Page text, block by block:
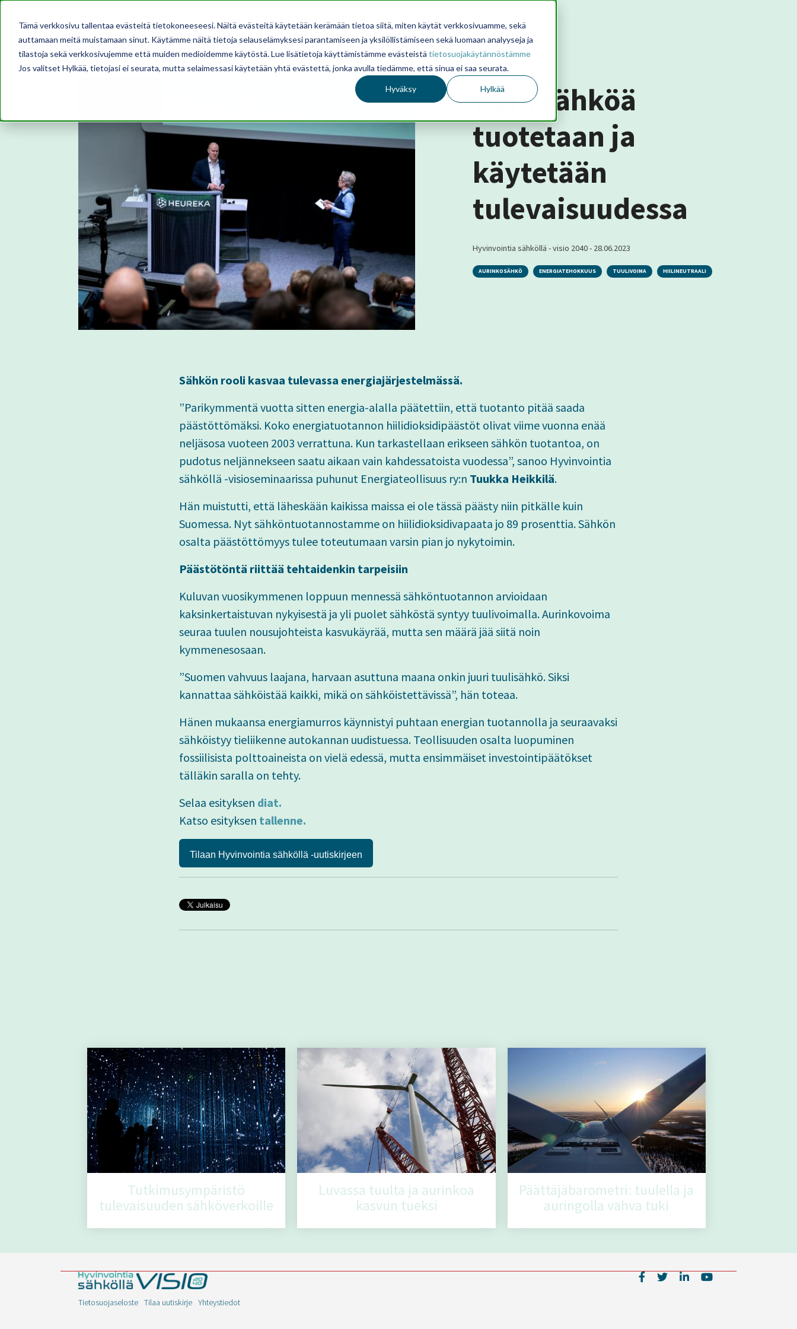
Tämä verkkosivu tallentaa evästeitä tietokoneeseesi. Näitä evästeitä käytetään kerämään tietoa siitä, miten käytät verkkosivuamme, sekä
auttamaan meitä muistamaan sinut. Käytämme näitä tietoja selauselämyksesi parantamiseen ja yksilöllistämiseen sekä luomaan analyyseja ja
tilastoja sekä verkkosivujemme että muiden medioidemme käytöstä. Lue lisätietoja käyttämistämme evästeistä tietosuojakäytännöstämme
Jos valitset Hylkää, tietojasi ei seurata, mutta selaimessasi käytetään yhtä evästettä, jonka avulla tiedämme, että sinua ei saa seurata.
Hyväksy Hylkää
Näin sähköä
tuotetaan ja
käytetään
tulevaisuudessa
Hyvinvointia sähköllä - visio 2040- 28.06.2023
AURINKOSÄHKÖ ENERGIATEHOKKUUS TUULIVOIMA HIILINEUTRAALI
Sähkön rooli kasvaa tulevassa energiajärjestelmässä.
”Parikymmentä vuotta sitten energia-alalla päätettiin, että tuotanto pitää saada
päästöttömäksi. Koko energiatuotannon hiilidioksidipäästöt olivat viime vuonna enää
neljäsosa vuoteen 2003 verrattuna. Kun tarkastellaan erikseen sähkön tuotantoa, on
pudotus neljännekseen saatu aikaan vain kahdessatoista vuodessa”, sanoo Hyvinvointia
sähköllä -visioseminaarissa puhunut Energiateollisuus ry:n Tuukka Heikkilä.
Hän muistutti, että läheskään kaikissa maissa ei ole tässä päästy niin pitkälle kuin
Suomessa. Nyt sähköntuotannostamme on hiilidioksidivapaata jo 89 prosenttia. Sähkön
osalta päästöttömyys tulee toteutumaan varsin pian jo nykytoimin.
Päästötöntä riittää tehtaidenkin tarpeisiin
Kuluvan vuosikymmenen loppuun mennessä sähköntuotannon arvioidaan
kaksinkertaistuvan nykyisestä ja yli puolet sähköstä syntyy tuulivoimalla. Aurinkovoima
seuraa tuulen nousujohteista kasvukäyrää, mutta sen määrä jää siitä noin
kymmenesosaan.
”Suomen vahvuus laajana, harvaan asuttuna maana onkin juuri tuulisähkö. Siksi
kannattaa sähköistää kaikki, mikä on sähköistettävissä”, hän toteaa.
Hänen mukaansa energiamurros käynnistyi puhtaan energian tuotannolla ja seuraavaksi
sähköistyy tieliikenne autokannan uudistuessa. Teollisuuden osalta luopuminen
fossiilisista polttoaineista on vielä edessä, mutta ensimmäiset investointipäätökset
tälläkin saralla on tehty.
Selaa esityksen diat.
Katso esityksen tallenne.
Tilaan Hyvinvointia sähköllä -uutiskirjeen
Tutkimusympäristö
tulevaisuuden sähköverkoille
Luvassa tuulta ja aurinkoa
kasvun tueksi
Päättäjäbarometri: tuulella ja
auringolla vahva tuki
Tietosuojaseloste Tilaa uutiskirje Yhteystiedot